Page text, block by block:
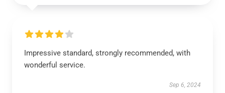
Impressive standard, strongly recommended, with
wonderful service.
Sep 6, 2024